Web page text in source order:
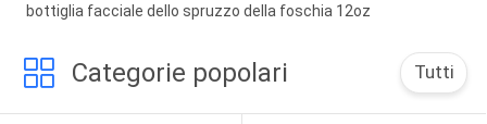
bottiglia facciale dello spruzzo della foschia 12oz
Categorie popolari Tutti